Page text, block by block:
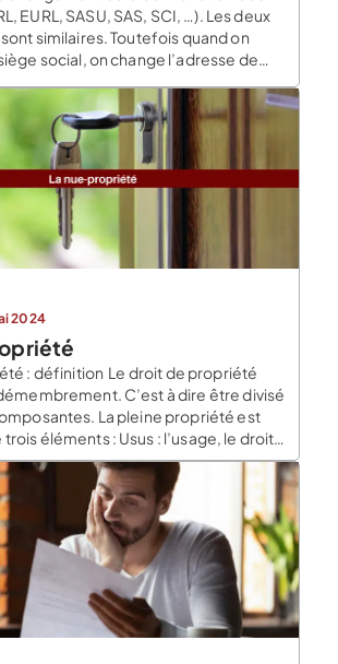
EURL, SASU, SAS, SCI, …). Les deux
similaires. Toutefois quand on
social, on change l’adresse de
2024
: définition Le droit de propriété
C’est à dire être divisé
La pleine propriété est
éléments : Usus : l’usage, le droit
d’y habiter. Fructus : les fruits, le
de percevoir des loyers. Abusus : le